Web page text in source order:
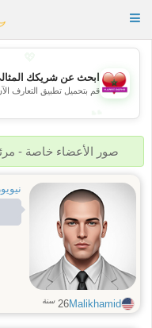
Toggle
ابحث عن شريكك
قم بتحميل تطبيق التعارف
صور الأعضاء خاصة -
Malikhamid
26 سنة